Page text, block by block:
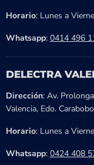
Horario: Lunes a
Whatsapp: 0414 496
DELECTRA
Dirección: Av.
Valencia, Edo.
Horario: Lunes a
Whatsapp: 0424 408